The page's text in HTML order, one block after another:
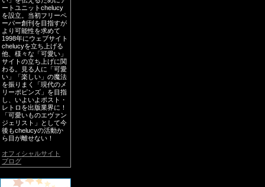
ートユニットchelucy
を設立。当初フリーペ
ーパー創刊を目指すが
より可能性を求めて
1998年にウェブサイト
chelucyを立ち上げる
他、様々な「可愛い」
サイトの立ち上げに関
わる。見る人に「可愛
い」「楽しい」の魔法
を振りまく「現代のメ
リーポピンズ」を目指
し、いよいよポスト・
レトロを出版業界に！
「可愛いものエヴァン
ジェリスト」として今
後もchelucyの活動か
ら目が離せない！
オフィシャルサイト
ブログ